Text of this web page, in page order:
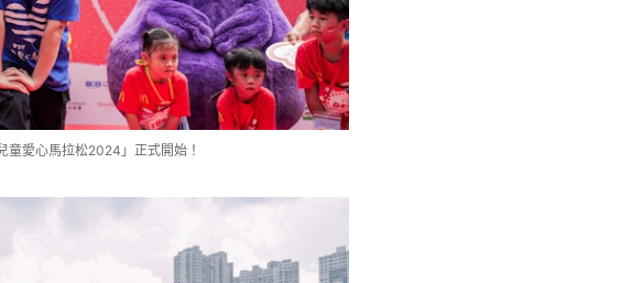
童愛心馬拉松2024」正式開始！